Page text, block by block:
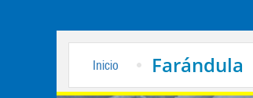
Inicio Farándula